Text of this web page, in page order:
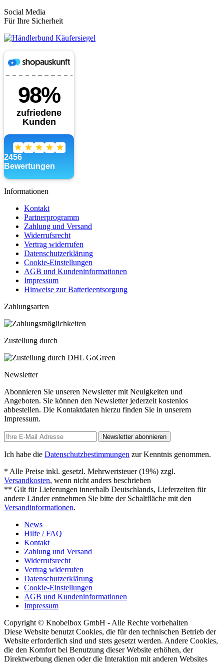
Social Media
Für Ihre Sicherheit
Informationen
Kontakt
Partnerprogramm
Zahlung und Versand
Widerrufsrecht
Vertrag widerrufen
Datenschutzerklärung
Cookie-Einstellungen
AGB und Kundeninformationen
Impressum
Hinweise zur Batterieentsorgung
Zahlungsarten
Zustellung durch
Newsletter
Abonnieren Sie unseren Newsletter mit Neuigkeiten und
Angeboten. Sie können den Newsletter jederzeit kostenlos
abbestellen. Die Kontaktdaten hierzu finden Sie in unserem
Impressum.
Newsletter abonnieren
Ich habe die Datenschutzbestimmungen zur Kenntnis genommen.
* Alle Preise inkl. gesetzl. Mehrwertsteuer (19%) zzgl.
Versandkosten, wenn nicht anders beschrieben
** Gilt für Lieferungen innerhalb Deutschlands, Lieferzeiten für
andere Länder entnehmen Sie bitte der Schaltfläche mit den
Versandinformationen.
News
Hilfe / FAQ
Kontakt
Zahlung und Versand
Widerrufsrecht
Vertrag widerrufen
Datenschutzerklärung
Cookie-Einstellungen
AGB und Kundeninformationen
Impressum
Copyright © Knobelbox GmbH - Alle Rechte vorbehalten
Diese Website benutzt Cookies, die für den technischen Betrieb der
Website erforderlich sind und stets gesetzt werden. Andere Cookies,
die den Komfort bei Benutzung dieser Website erhöhen, der
Direktwerbung dienen oder die Interaktion mit anderen Websites